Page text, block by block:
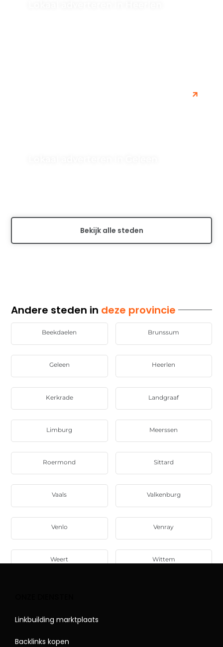
Bekijk alle steden
Andere steden in deze provincie
Beekdaelen Brunssum
Geleen Heerlen
Kerkrade Landgraaf
Limburg Meerssen
Roermond Sittard
Vaals Valkenburg
Venlo Venray
Weert Wittem
Linkbuilding marktplaats
Backlinks kopen